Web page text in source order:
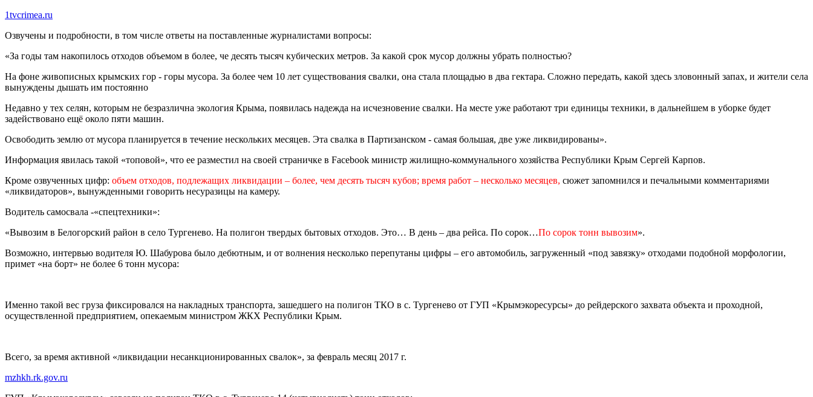
1tvcrimea.ru
Озвучены и подробности, в том числе ответы на поставленные журналистами вопросы:
«За годы там накопилось отходов объемом в более, че десять тысяч кубических метров. За какой срок мусор должны убрать полностью?
На фоне живописных крымских гор - горы мусора. За более чем 10 лет существования свалки, она стала площадью в два гектара. Сложно передать, какой здесь зловонный запах, и жители села
вынуждены дышать им постоянно
Недавно у тех селян, которым не безразлична экология Крыма, появилась надежда на исчезновение свалки. На месте уже работают три единицы техники, в дальнейшем в уборке будет
задействовано ещё около пяти машин.
Освободить землю от мусора планируется в течение нескольких месяцев. Эта свалка в Партизанском - самая большая, две уже ликвидированы».
Информация явилась такой «топовой», что ее разместил на своей страничке в Facebook министр жилищно-коммунального хозяйства Республики Крым Сергей Карпов.
Кроме озвученных цифр: объем отходов, подлежащих ликвидации – более, чем десять тысяч кубов; время работ – несколько месяцев, сюжет запомнился и печальными комментариями
«ликвидаторов», вынужденными говорить несуразицы на камеру.
Водитель самосвала -«спецтехники»:
«Вывозим в Белогорский район в село Тургенево. На полигон твердых бытовых отходов. Это… В день – два рейса. По сорок…По сорок тонн вывозим».
Возможно, интервью водителя Ю. Шабурова было дебютным, и от волнения несколько перепутаны цифры – его автомобиль, загруженный «под завязку» отходами подобной морфологии,
примет «на борт» не более 6 тонн мусора:
Именно такой вес груза фиксировался на накладных транспорта, зашедшего на полигон ТКО в с. Тургенево от ГУП «Крымэкоресурсы» до рейдерского захвата объекта и проходной,
осуществленной предприятием, опекаемым министром ЖКХ Республики Крым.
Всего, за время активной «ликвидации несанкционированных свалок», за февраль месяц 2017 г.
mzhkh.rk.gov.ru